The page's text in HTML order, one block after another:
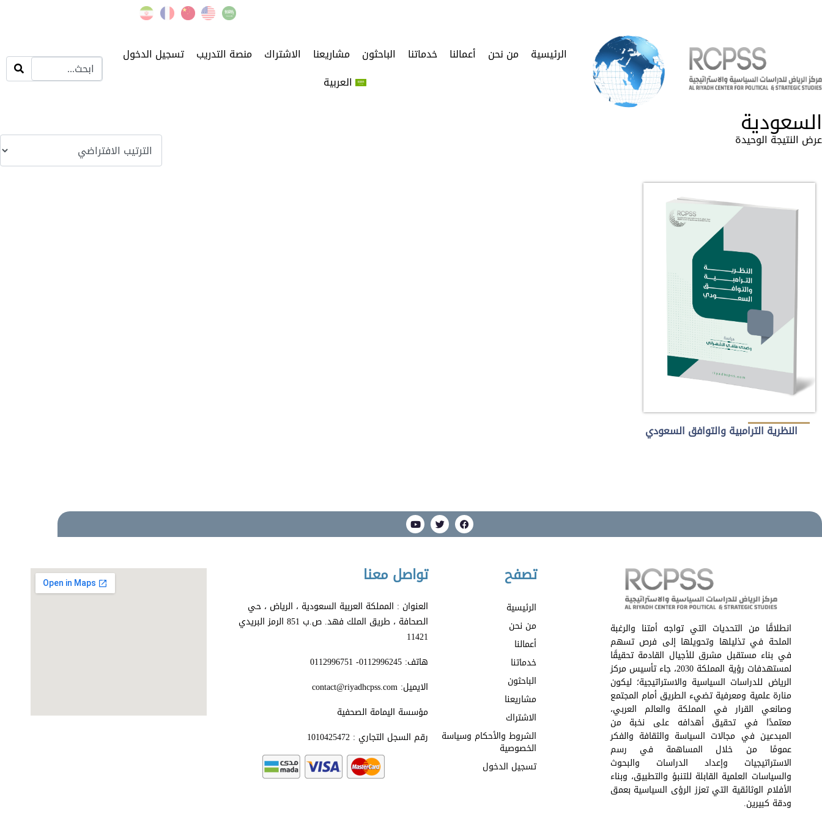
الرئيسية من نحن أعمالنا خدماتنا الباحثون مشاريعنا الاشتراك منصة التدريب
تسجيل الدخول
العربية
السعودية
عرض النتيجة الوحيدة
النظرية الترامبية والتوافق السعودي
انطلاقًا من التحديات التي تواجه أمتنا والرغبة
الملحة في تذليلها وتحويلها إلى فرص تسهم
في بناء مستقبل مشرق للأجيال القادمة تحقيقًا
لمستهدفات رؤية المملكة 2030، جاء تأسيس مركز
الرياض للدراسات السياسية والاستراتيجية؛ ليكون
منارة علمية ومعرفية تضيء الطريق أمام المجتمع
وصانعي القرار في المملكة والعالم العربي،
معتمدًا في تحقيق أهدافه على نخبة من
المبدعين في مجالات السياسة والثقافة والفكر
عمومًا من خلال المساهمة في رسم
الاستراتيجيات وإعداد الدراسات والبحوث
والسياسات العلمية القابلة للتنبؤ والتطبيق، وبناء
الأفلام الوثائقية التي تعزز الرؤى السياسية بعمق
ودقة كبيرين.
تصفح
الرئيسية
من نحن
أعمالنا
خدماتنا
الباحثون
مشاريعنا
الاشتراك
الشروط والأحكام وسياسة
الخصوصية
تسجيل الدخول
تواصل معنا
العنوان : المملكة العربية السعودية ، الرياض ، حي
الصحافة ، طريق الملك فهد. ص.ب 851 الرمز البريدي
11421
هاتف: 0112996245- 0112996751
الايميل: contact@riyadhcpss.com
مؤسسة اليمامة الصحفية
رقم السجل التجاري : 1010425472